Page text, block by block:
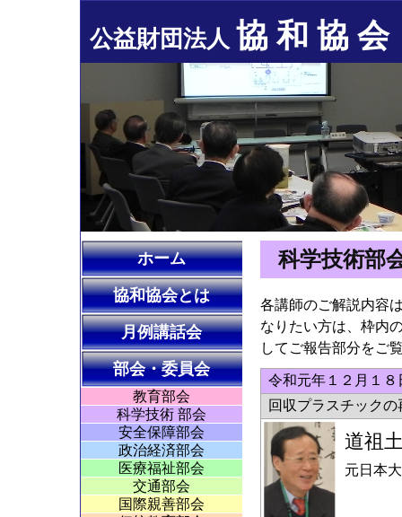
公益財団法人 協 和 協 会
ホーム
協和協会とは
月例講話会
部会・委員会
教育部会
科学技術 部会
安全保障部会
政治経済部会
医療福祉部会
交通部会
国際親善部会
科学技術部
各講師のご解説内容
なりたい方は、枠内
してご報告部分をご
令和元年１２月１
回収プラスチックの
道祖
元日本